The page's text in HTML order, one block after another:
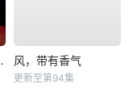
异故事－ 风，带有香气
更新至第94集